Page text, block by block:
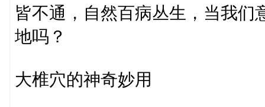
皆不通，自然百病丛生，当我们
地吗？
大椎穴的神奇妙用